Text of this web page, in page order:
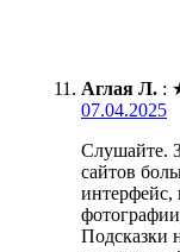
Аглая Л. :
07.04.2025
Слушайте.
сайтов
интерфейс,
Подсказки